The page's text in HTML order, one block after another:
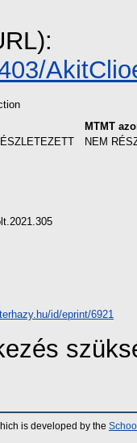
MTMT
NEM
id/eprint/6921
is developed by the